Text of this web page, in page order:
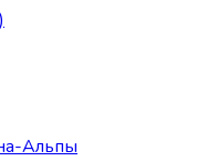
Альпы